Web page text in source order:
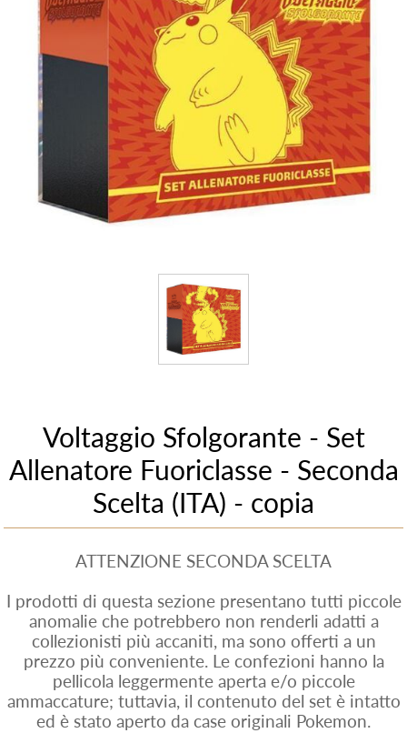
Voltaggio Sfolgorante - Set
Allenatore Fuoriclasse - Seconda
Scelta (ITA) - copia
ATTENZIONE SECONDA SCELTA
I prodotti di questa sezione presentano tutti piccole
anomalie che potrebbero non renderli adatti a
collezionisti più accaniti, ma sono offerti a un
prezzo più conveniente. Le confezioni hanno la
pellicola leggermente aperta e/o piccole
ammaccature; tuttavia, il contenuto del set è intatto
ed è stato aperto da case originali Pokemon.